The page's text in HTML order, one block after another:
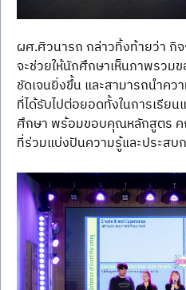
ผศ.ศิวนารถ กล่าวทิ้งท้ายว่า กิ
จะช่วยให้นักศึกษาเห็นภาพรวม
ชัดเจนยิ่งขึ้น และสามารถนำค
ที่ได้รับไปต่อยอดทั้งในการเรียน
ศึกษา พร้อมขอบคุณหลักสูตร
ที่ร่วมแบ่งปันความรู้และประส